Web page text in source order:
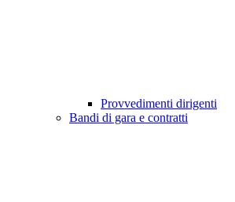
Provvedimenti dirigenti
Bandi di gara e contratti